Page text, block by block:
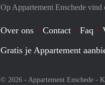
Op Appartement Enschede
Over ons Contact Faq
Gratis je Appartement
© 2026 - Appartement Enschede -